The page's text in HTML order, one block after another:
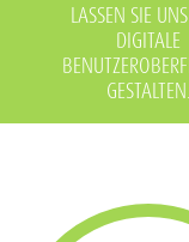
LASSEN SIE
DIGITALE
GESTALTEN.